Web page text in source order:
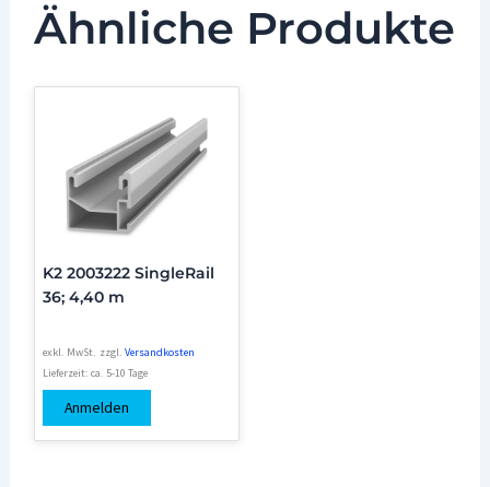
Ähnliche Produkte
K2 2003222 SingleRail
36; 4,40 m
exkl. MwSt. zzgl.Versandkosten
Lieferzeit:ca. 5-10 Tage
Anmelden